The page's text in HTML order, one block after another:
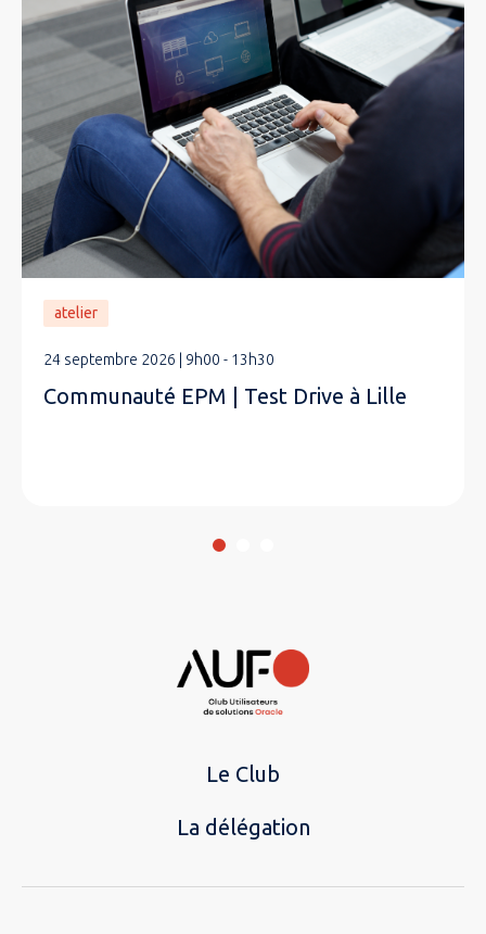
atelier
24 septembre 2026 | 9h00 - 13h30
Communauté EPM | Test Drive à Lille
Le Club
La délégation